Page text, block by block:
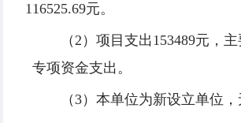
116525.69元。
（2）项目支出153489元，
专项资金支出。
（3）本单位为新设立单位，